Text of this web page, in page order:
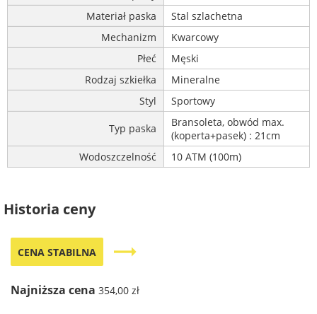
Materiał paska
Stal szlachetna
Mechanizm
Kwarcowy
Płeć
Męski
Rodzaj szkiełka
Mineralne
Styl
Sportowy
Typ paska
Bransoleta, obwód max.
(koperta+pasek) : 21cm
Wodoszczelność
10 ATM (100m)
Historia ceny
CENA STABILNA trending_flat
Najniższa cena 354,00 zł